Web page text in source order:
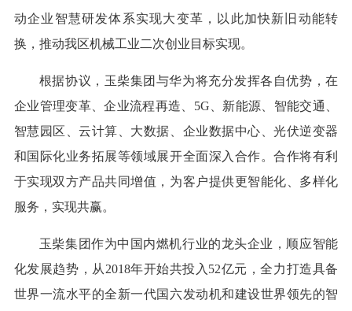
动企业智慧研发体系实现大变革，以此加快新旧动能转
换，推动我区机械工业二次创业目标实现。
根据协议，玉柴集团与华为将充分发挥各自优势，在
企业管理变革、企业流程再造、5G、新能源、智能交通、
智慧园区、云计算、大数据、企业数据中心、光伏逆变器
和国际化业务拓展等领域展开全面深入合作。合作将有利
于实现双方产品共同增值，为客户提供更智能化、多样化
服务，实现共赢。
玉柴集团作为中国内燃机行业的龙头企业，顺应智能
化发展趋势，从2018年开始共投入52亿元，全力打造具备
世界一流水平的全新一代国六发动机和建设世界领先的智